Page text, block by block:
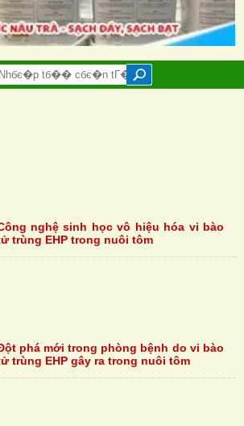
nghệ sinh học vô hiệu hóa vi bào
trùng EHP trong nuôi tôm
phá mới trong phòng bệnh do vi bào
trùng EHP gây ra trong nuôi tôm